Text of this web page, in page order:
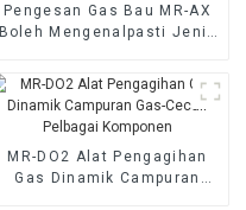
Pengesan Gas Bau MR-AX
Boleh Mengenalpasti Jenis
MR-DO2 Alat Pengagihan
Gas Dinamik Campuran